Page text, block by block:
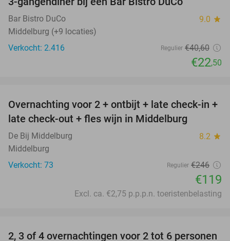
Bar Bistro DuCo 9.0 star
Middelburg (+9 locaties)
Verkocht: 2.416
Regulier €40,60
€22,50
52%
Overnachting voor 2 + ontbijt + late check-in +
late check-out + fles wijn in Middelburg
De Bij Middelburg 8.2 star
Middelburg
Verkocht: 73
Regulier €246
€119
Excl. ca. €2,75 p.p.p.n. toeristenbelasting
2, 3 of 4 overnachtingen voor 2 tot 6 personen